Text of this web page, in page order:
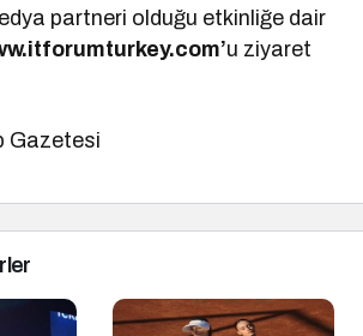
partneri olduğu etkinliğe dair
u ziyaret
Gazetesi